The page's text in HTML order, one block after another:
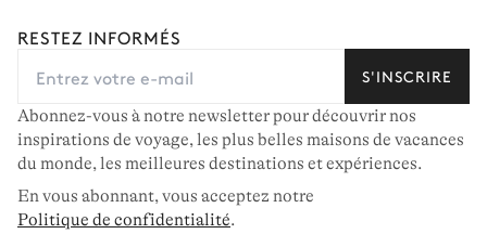
RESTEZ INFORMÉS
S'INSCRIRE
Abonnez-vous à notre newsletter pour découvrir nos
inspirations de voyage, les plus belles maisons de vacances
du monde, les meilleures destinations et expériences.
En vous abonnant, vous acceptez notre
Politique de confidentialité.